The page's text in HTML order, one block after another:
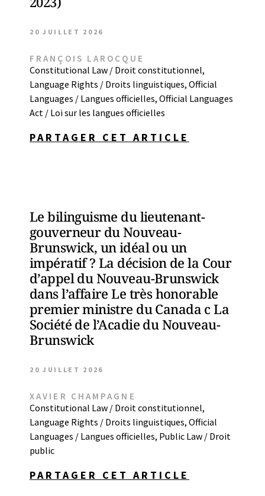
20 JUILLET 2026
FRANÇOIS LAROCQUE
Constitutional Law / Droit constitutionnel,
Language Rights / Droits linguistiques, Official
Languages / Langues officielles, Official Languages
Act / Loi sur les langues officielles
PARTAGER CET ARTICLE
Le bilinguisme du lieutenant-
gouverneur du Nouveau-
Brunswick, un idéal ou un
impératif ? La décision de la Cour
d’appel du Nouveau-Brunswick
dans l’affaire Le très honorable
premier ministre du Canada c La
Société de l’Acadie du Nouveau-
Brunswick
20 JUILLET 2026
XAVIER CHAMPAGNE
Constitutional Law / Droit constitutionnel,
Language Rights / Droits linguistiques, Official
Languages / Langues officielles, Public Law / Droit
public
PARTAGER CET ARTICLE